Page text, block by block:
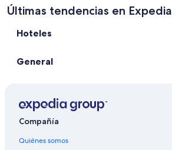
Últimas tendencias en Expedia
Hoteles
General
Compañía
Quiénes somos